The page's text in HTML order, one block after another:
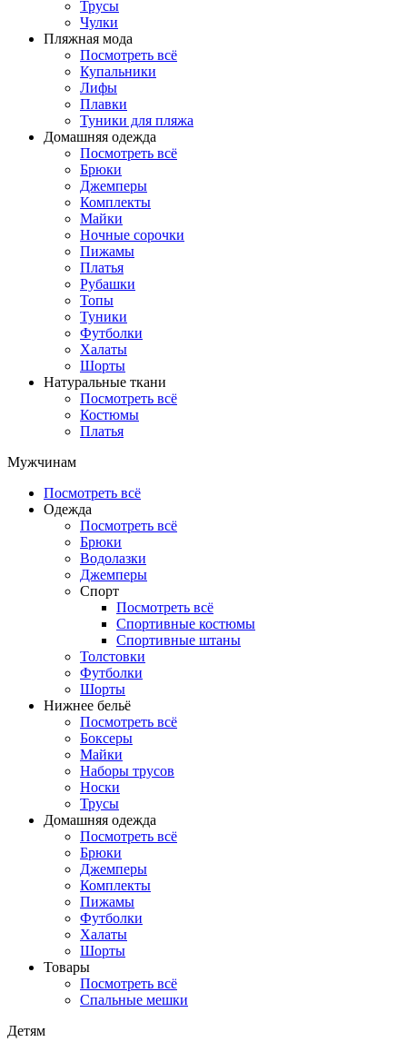
Трусы
Чулки
Пляжная мода
Посмотреть всё
Купальники
Лифы
Плавки
Туники для пляжа
Домашняя одежда
Посмотреть всё
Брюки
Джемперы
Комплекты
Майки
Ночные сорочки
Пижамы
Платья
Рубашки
Топы
Туники
Футболки
Халаты
Шорты
Натуральные ткани
Посмотреть всё
Костюмы
Платья
Мужчинам
Посмотреть всё
Одежда
Посмотреть всё
Брюки
Водолазки
Джемперы
Спорт
Посмотреть всё
Спортивные костюмы
Спортивные штаны
Толстовки
Футболки
Шорты
Нижнее бельё
Посмотреть всё
Боксеры
Майки
Наборы трусов
Носки
Трусы
Домашняя одежда
Посмотреть всё
Брюки
Джемперы
Комплекты
Пижамы
Футболки
Халаты
Шорты
Товары
Посмотреть всё
Спальные мешки
Детям